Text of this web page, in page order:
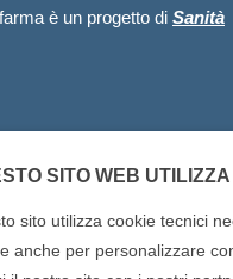
è un progetto di Sanità
SITO WEB UTILIZZA
sito utilizza cookie tecnici
anche per personalizzare